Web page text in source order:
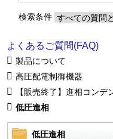
検索条件
よくあるご質問(FAQ)
製品について
高圧配電制御機器
【販売終了】進相コンデ
低圧進相
低圧進相